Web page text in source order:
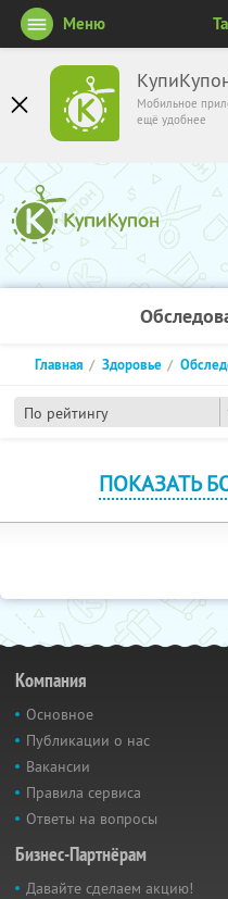
Мобильное
ещё удобнее
Меню
По рейтингу
Главная Здоровье
ПОКАЗАТЬ
Компания
Основное
Публикации о нас
Вакансии
Правила сервиса
Ответы на вопросы
Бизнес-Партнёрам
Давайте сделаем акцию!